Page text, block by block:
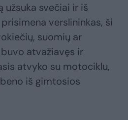
užsuka svečiai ir iš
verslininkas, ši
suomių ar
atvažiavęs ir
atvyko su motociklu,
iš gimtosios